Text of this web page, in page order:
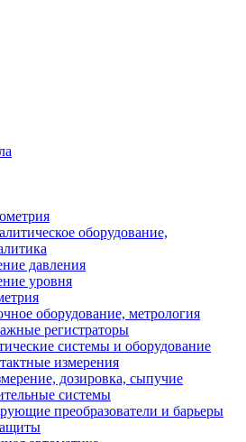
оборудование,
давления
уровня
оборудование, метрология
регистраторы
системы и оборудование
измерения
дозировка, сыпучие
системы
преобразователи и барьеры